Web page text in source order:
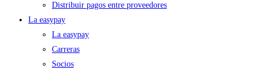
Distribuir pagos entre proveedores
La easypay
La easypay
Carreras
Socios